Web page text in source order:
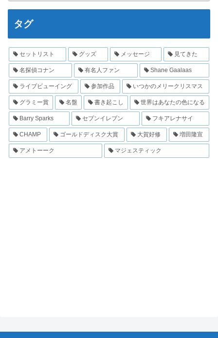
タグ
セットリスト グッズ メッセージ 見てきた
名探偵コナン 有名人ファン Shane Gaalaas
ライブビューイング 参加作品 いつかのメリークリスマス
グラミー賞 名盤 書き起こし 世界はあなたの色になる
Barry Sparks セブンイレブン フキアレナサイ
CHAMP ゴールドディスク大賞 大賀好修 増田隆宣
アメトーーク マジェスティック